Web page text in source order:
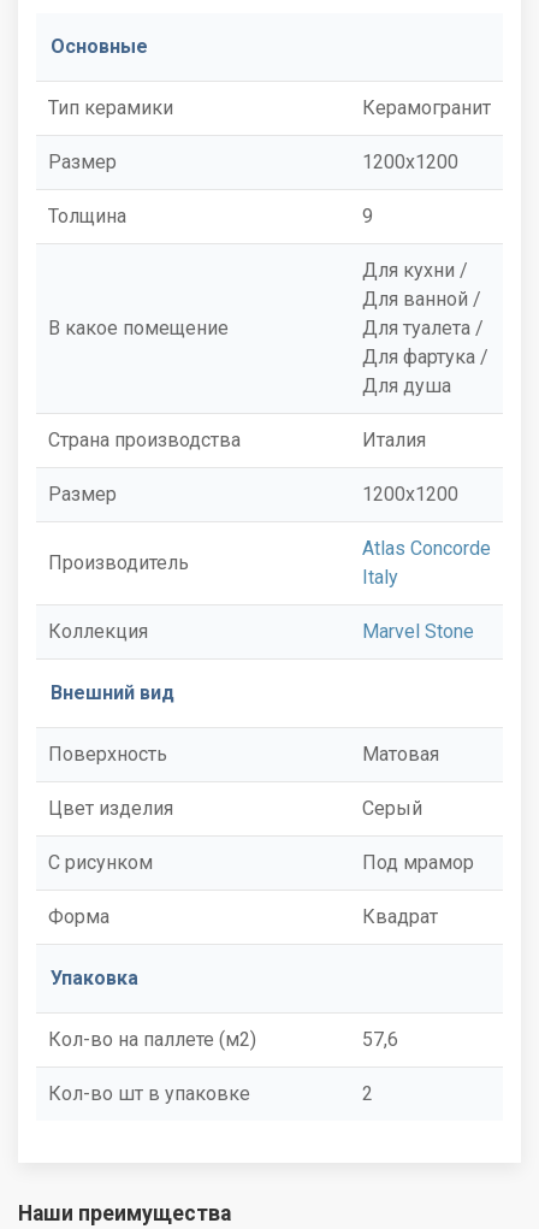
Основные
Тип керамики Керамогранит
Размер 1200x1200
Толщина 9
В какое помещение
Для кухни /
Для ванной /
Для туалета /
Для фартука /
Для душа
Страна производства Италия
Размер 1200x1200
Производитель
Atlas Concorde
Italy
Коллекция Marvel Stone
Внешний вид
Поверхность Матовая
Цвет изделия Серый
С рисунком Под мрамор
Форма Квадрат
Упаковка
Кол-во на паллете (м2) 57,6
Кол-во шт в упаковке 2
Наши преимущества